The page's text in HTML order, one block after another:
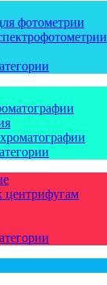
фотометрии
центрифугам